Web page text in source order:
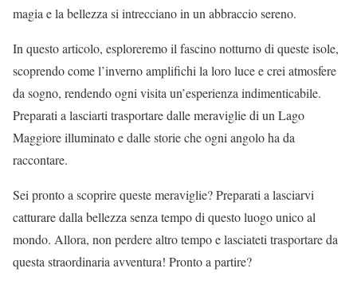
magia e la bellezza si intrecciano in un abbraccio sereno.
In questo articolo, esploreremo il fascino notturno di queste isole,
scoprendo come l’inverno amplifichi la loro luce e crei atmosfere
da sogno, rendendo ogni visita un’esperienza indimenticabile.
Preparati a lasciarti trasportare dalle meraviglie di un Lago
Maggiore illuminato e dalle storie che ogni angolo ha da
raccontare.
Sei pronto a scoprire queste meraviglie? Preparati a lasciarvi
catturare dalla bellezza senza tempo di questo luogo unico al
mondo. Allora, non perdere altro tempo e lasciateti trasportare da
questa straordinaria avventura! Pronto a partire?